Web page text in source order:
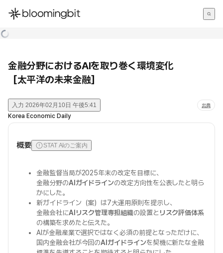
한국어
金融分野におけるAIを取り巻く環境変化
［太平洋の未来金融］
入力 2026年02月10日 午後5:41 出典
Korea Economic Daily
概要 STAT AIのご案内
金融監督当局が2025年末の改定を目標に、
金融分野のAIガイドラインの改定方向性を公表したと明ら
かにした。
新ガイドライン（案）は7大運用原則を提示し、
金融会社にAIリスク管理専担組織の設置と リスク評価体系
の構築を求めたと伝えた。
AIが金融産業で選択ではなく必須の前提となっただけに、
国内金融会社が今回のAIガイドラインを契機に新たな金融